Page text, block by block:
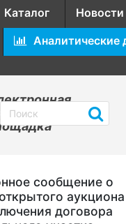
Каталог Новости
Аналитические
сообщение о
аукциона
договора